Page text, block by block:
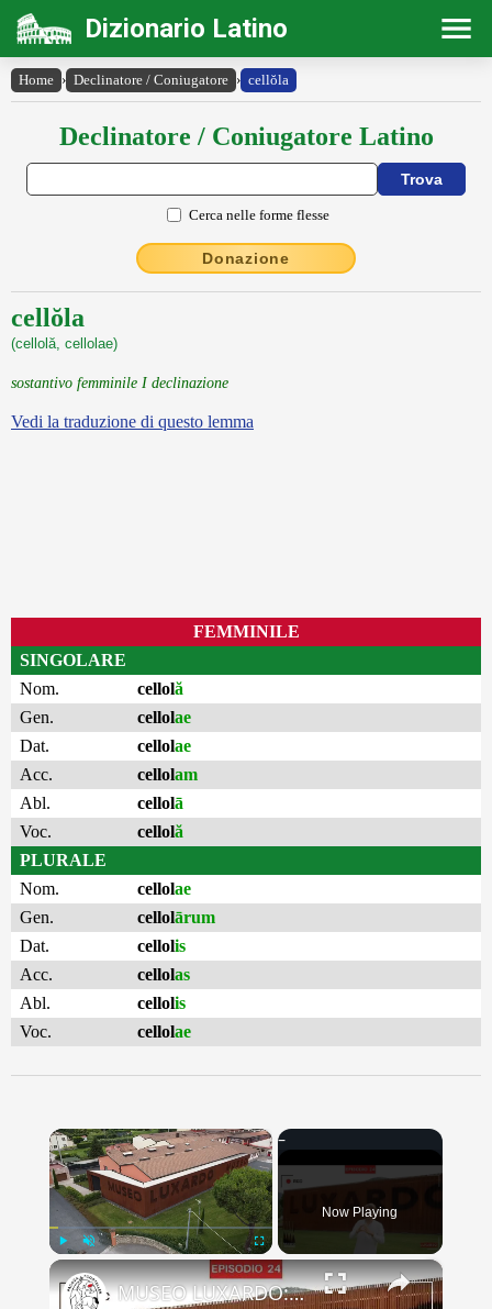
Dizionario Latino
Home › Declinatore / Coniugatore › cellŏla
Declinatore / Coniugatore Latino
Cerca nelle forme flesse
Donazione
cellŏla
(cellolă, cellolae)
sostantivo femminile I declinazione
Vedi la traduzione di questo lemma
FEMMINILE
SINGOLARE
Nom.
cellolă
Gen.
cellolae
Dat.
cellolae
Acc.
cellolam
Abl.
cellolā
Voc.
cellolă
PLURALE
Nom.
cellolae
Gen.
cellolārum
Dat.
cellolis
Acc.
cellolas
Abl.
cellolis
Voc.
cellolae
×
Fullscreen
Now Playing
×
MUSEO LUXARDO: Un Viaggio nel Tempo e nel Gusto